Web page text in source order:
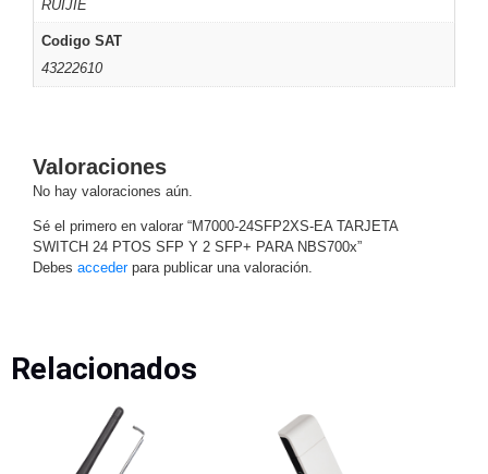
de
VideoCubo
/ Eyeball /
MotorizadoNVRs
Network
Video
RecordersProfesionales
Inalámbricas
Cámaras
y DVRs
HD
TurboHD
/ AHD /
RUIJIE
Codigo SAT
43222610
Valoraciones
No hay valoraciones aún.
Sé el primero en valorar “M7000-24SFP2XS-EA TARJETA
SWITCH 24 PTOS SFP Y 2 SFP+ PARA NBS700x”
Debes accederpara publicar una valoración.
Relacionados